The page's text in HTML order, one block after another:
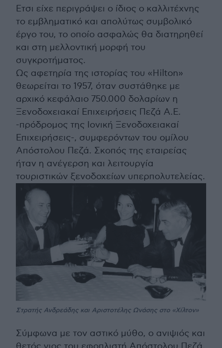
Ετσι είχε περιγράψει ο ίδιος ο καλλιτέχνης
το εμβληματικό και απολύτως συμβολικό
έργο του, το οποίο ασφαλώς θα διατηρηθεί
και στη μελλοντική μορφή του
συγκροτήματος.
Ως αφετηρία της ιστορίας του «Hilton»
θεωρείται το 1957, όταν συστάθηκε με
αρχικό κεφάλαιο 750.000 δολαρίων η
Ξενοδοχειακαί Επιχειρήσεις Πεζά Α.Ε.
-πρόδρομος της Ιονική Ξενοδοχειακαί
Επιχειρήσεις-, συμφερόντων του ομίλου
Απόστολου Πεζά. Σκοπός της εταιρείας
ήταν η ανέγερση και λειτουργία
τουριστικών ξενοδοχείων υπερπολυτελείας.
Στρατής Ανδρεάδης και Αριστοτέλης Ωνάσης στο «Χίλτον»
Σύμφωνα με τον αστικό μύθο, ο ανιψιός και